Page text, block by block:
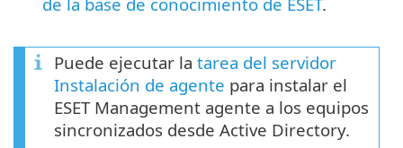
Puede ejecutar la tarea del servidor
Instalación de agente para instalar el
ESET Management agente a los equipos
sincronizados desde Active Directory.